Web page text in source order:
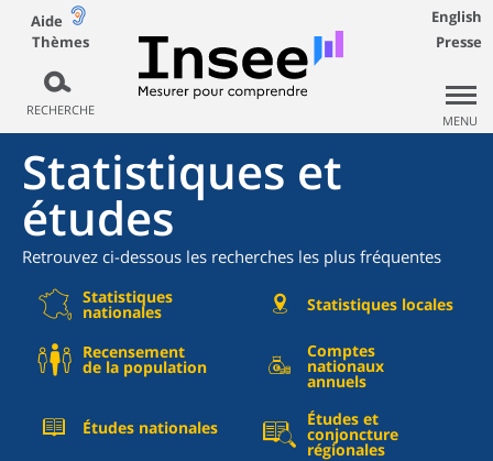
Aide
Thèmes
RECHERCHE
English
Presse
MENU
Statistiques et
études
Retrouvez ci-dessous les recherches les plus fréquentes
Statistiques
nationales Statistiques locales
Recensement
de la population
Comptes
nationaux
annuels
Études nationales Études et
conjoncture
régionales